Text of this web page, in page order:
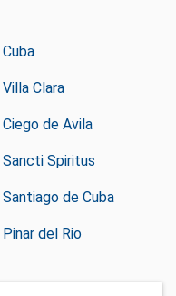
Cuba
Villa Clara
Ciego de Avila
Sancti Spiritus
Santiago de Cuba
Pinar del Rio